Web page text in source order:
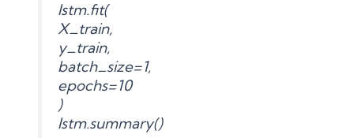
lstm.fit(
X_train,
y_train,
batch_size=1,
epochs=10
)
lstm.summary()